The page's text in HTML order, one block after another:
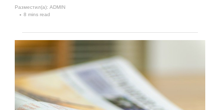
Разместил(а): ADMIN
8 mins read